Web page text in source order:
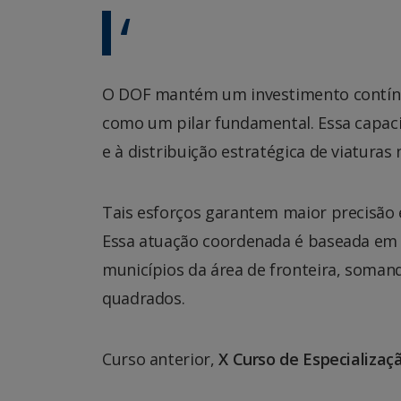
O DOF mantém um investimento
como um pilar fundamental. Essa
e à distribuição estratégica de
Tais esforços garantem maior
Essa atuação coordenada é baseada
municípios da área de fronteira,
quadrados.
Curso anterior,X Curso de